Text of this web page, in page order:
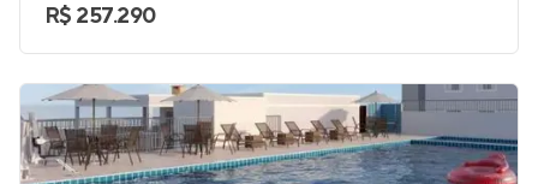
R$ 257.290